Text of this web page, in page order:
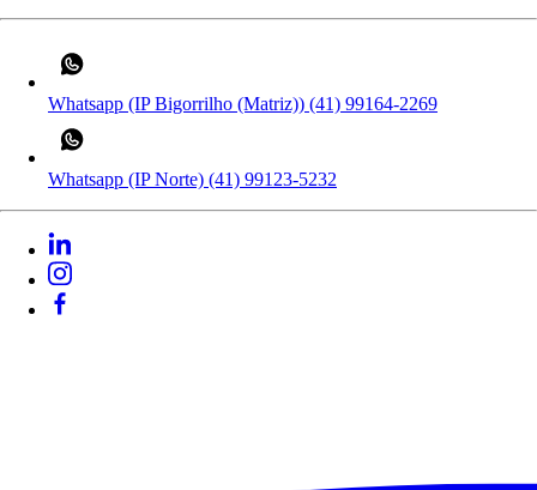
Whatsapp (IP Bigorrilho (Matriz)) (41) 99164-2269
Whatsapp (IP Norte) (41) 99123-5232